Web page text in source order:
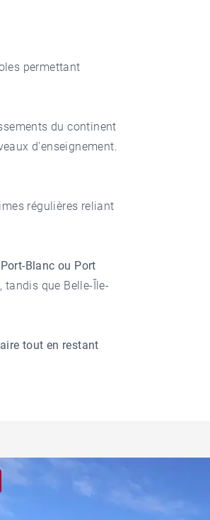
permettant
du continent
d'enseignement.
régulières reliant
Port-Blanc ou Port
tandis que Belle-Île-
tout en restant